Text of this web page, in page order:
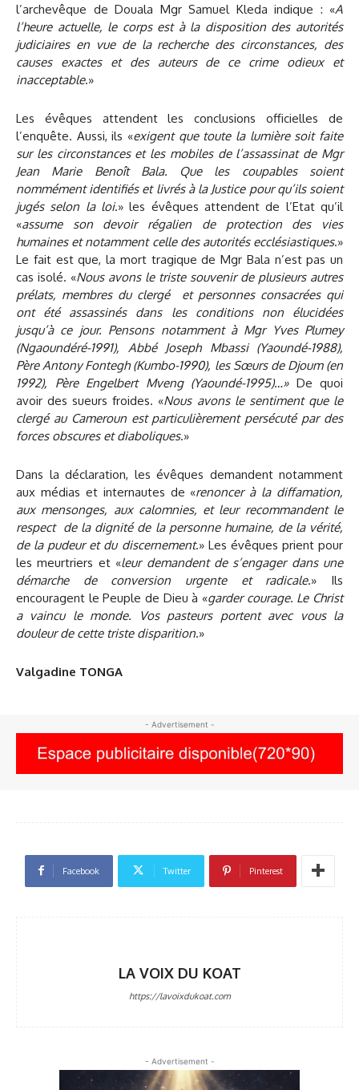
l’archevêque de Douala Mgr Samuel Kleda indique : «A
l’heure actuelle, le corps est à la disposition des autorités
judiciaires en vue de la recherche des circonstances, des
causes exactes et des auteurs de ce crime odieux et
inacceptable.»
Les évêques attendent les conclusions officielles de
l’enquête. Aussi, ils «exigent que toute la lumière soit faite
sur les circonstances et les mobiles de l’assassinat de Mgr
Jean Marie Benoît Bala. Que les coupables soient
nommément identifiés et livrés à la Justice pour qu’ils soient
jugés selon la loi.» les évêques attendent de l’Etat qu’il
«assume son devoir régalien de protection des vies
humaines et notamment celle des autorités ecclésiastiques.»
Le fait est que, la mort tragique de Mgr Bala n’est pas un
cas isolé. «Nous avons le triste souvenir de plusieurs autres
prélats, membres du clergé et personnes consacrées qui
ont été assassinés dans les conditions non élucidées
jusqu’à ce jour. Pensons notamment à Mgr Yves Plumey
(Ngaoundéré-1991), Abbé Joseph Mbassi (Yaoundé-1988),
Père Antony Fontegh (Kumbo-1990), les Sœurs de Djoum (en
1992), Père Engelbert Mveng (Yaoundé-1995)…»De quoi
avoir des sueurs froides. «Nous avons le sentiment que le
clergé au Cameroun est particulièrement persécuté par des
forces obscures et diaboliques.»
Dans la déclaration, les évêques demandent notamment
aux médias et internautes de «renoncer à la diffamation,
aux mensonges, aux calomnies, et leur recommandent le
respect de la dignité de la personne humaine, de la vérité,
de la pudeur et du discernement.» Les évêques prient pour
les meurtriers et «leur demandent de s’engager dans une
démarche de conversion urgente et radicale.» Ils
encouragent le Peuple de Dieu à «garder courage. Le Christ
a vaincu le monde. Vos pasteurs portent avec vous la
douleur de cette triste disparition.»
Valgadine TONGA
- Advertisement -
Facebook Twitter Pinterest
LA VOIX DU KOAT
https://lavoixdukoat.com
- Advertisement -